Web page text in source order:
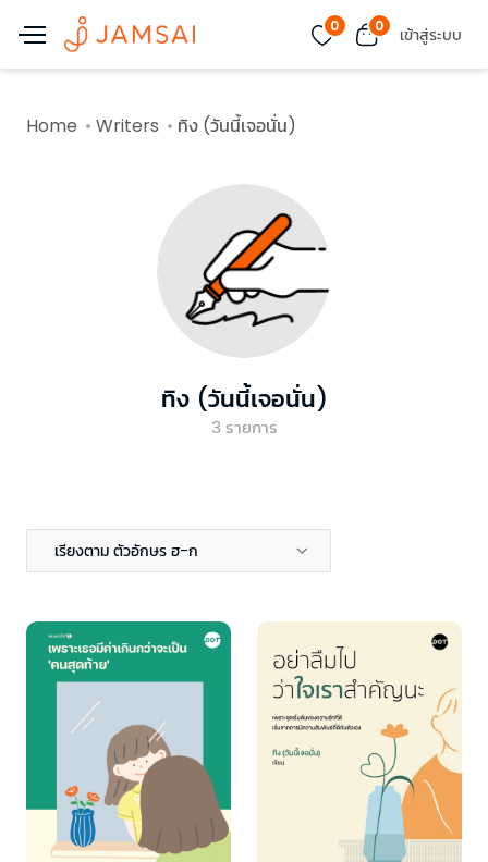
0 0 เข้าสู่ระบบ
Home Writers ทิง (วันนี้เจอนั่น)
ทิง (วันนี้เจอนั่น)
3 รายการ
เรียงตาม ตัวอักษร ฮ-ก